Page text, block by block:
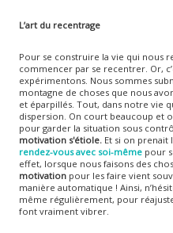
L’art du recentrage
Pour se construire la vie qui nous
commencer par se recentrer. Or,
expérimentons. Nous sommes
montagne de choses que nous
et éparpillés. Tout, dans notre vie
dispersion. On court beaucoup et
pour garder la situation sous
motivation s'étiole. Et si on prenait
rendez-vous avec soi-mêmepour
effet, lorsque nous faisons des
motivationpour les faire vient
manière automatique ! Ainsi,
même régulièrement, pour
font vraiment vibrer.